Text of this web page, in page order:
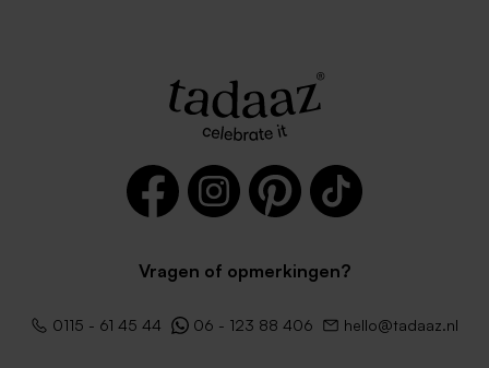
geboortekaartjes
met puntklep
Vragen of opmerkingen?
0115 - 61 45 44 06 - 123 88 406 hello@tadaaz.nl